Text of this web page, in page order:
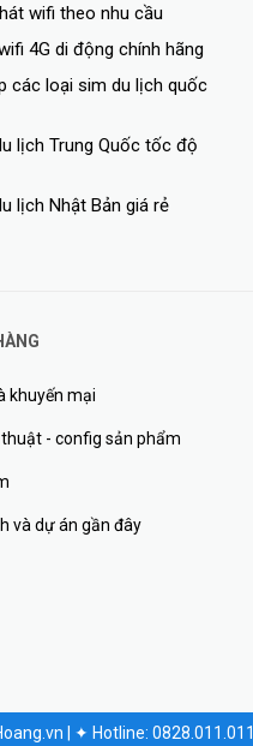
wifi theo nhu cầu
4G di động chính hãng
các loại sim du lịch quốc
lịch Trung Quốc tốc độ
lịch Nhật Bản giá rẻ
khuyến mại
thuật - config sản phẩm
và dự án gần đây
✦ Hotline: 0828.011.011